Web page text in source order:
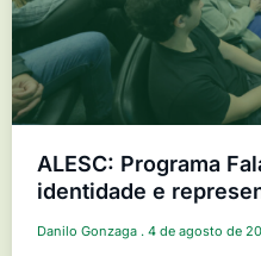
ALESC: Programa
identidade e
Danilo Gonzaga 4 de agosto de